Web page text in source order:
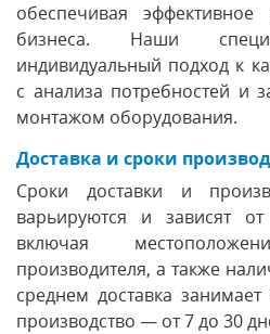
обеспечивая
бизнеса. Наши
индивидуальный подход к
с анализа потребностей и
монтажом оборудования.
Доставка и сроки
Сроки доставки и
варьируются и зависят
включая
производителя, а также
среднем доставка
производство — от 7 до 30